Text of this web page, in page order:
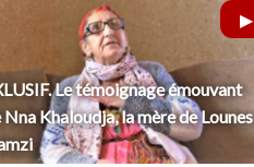
Le témoignage émouvant
Nna Khaloudja, la mère de Lounes